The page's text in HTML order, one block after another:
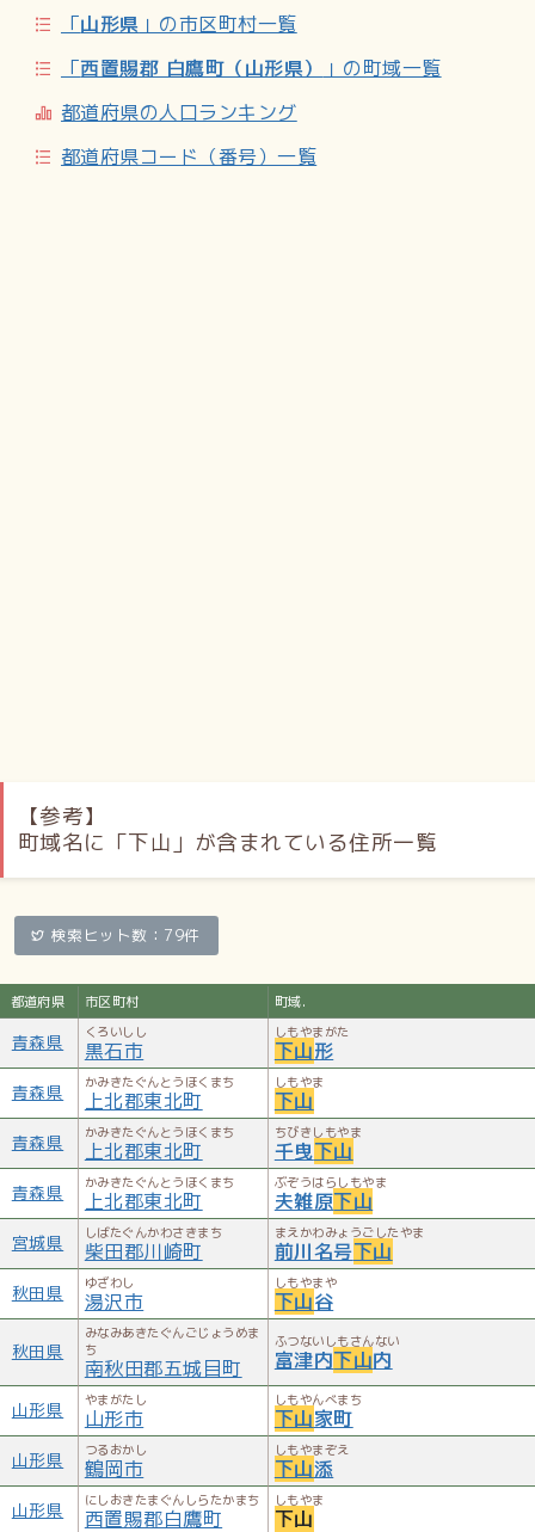
「山形県 」の市区町村一覧
「西置賜郡 白鷹町（山形県）
」の町域一覧
都道府県の人口ランキング
都道府県コード（番号）一覧
【参考】
町域名に「下山」が含まれている住所一覧
検索ヒット数：79件
都道府県 市区町村 町域.
青森県 くろいしし
黒石市
しもやまがた
下山形
青森県 かみきたぐんとうほくまち
上北郡東北町
しもやま
下山
青森県 かみきたぐんとうほくまち
上北郡東北町
ちびきしもやま
千曳下山
青森県 かみきたぐんとうほくまち
上北郡東北町
ぶぞうはらしもやま
夫雑原下山
宮城県 しばたぐんかわさきまち
柴田郡川崎町
まえかわみょうごしたやま
前川名号下山
秋田県 ゆざわし
湯沢市
しもやまや
下山谷
秋田県
みなみあきたぐんごじょうめま
ち
南秋田郡五城目町
ふつないしもさんない
富津内下山内
山形県 やまがたし
山形市
しもやんべまち
下山家町
山形県 つるおかし
鶴岡市
しもやまぞえ
下山添
山形県 にしおきたまぐんしらたかまち
西置賜郡白鷹町
しもやま
下山